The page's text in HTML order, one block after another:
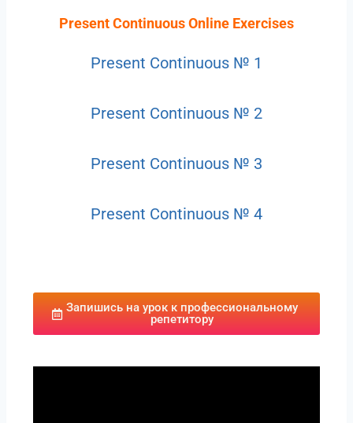
Present Continuous Online Exercises
Present Continuous № 1
Present Continuous № 2
Present Continuous № 3
Present Continuous № 4
Запишись на урок к профессиональному
репетитору